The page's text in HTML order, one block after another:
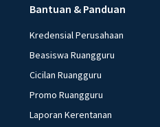
Bantuan & Panduan
Kredensial Perusahaan
Beasiswa Ruangguru
Cicilan Ruangguru
Promo Ruangguru
Laporan Kerentanan